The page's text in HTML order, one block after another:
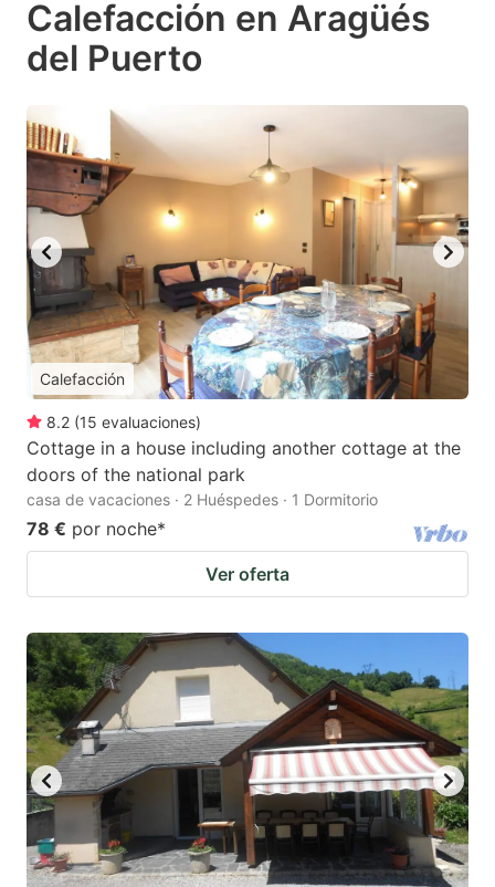
Calefacción en Aragüés
del Puerto
Calefacción
8.2 (15 evaluaciones)
Cottage in a house including another cottage at the
doors of the national park
casa de vacaciones · 2 Huéspedes · 1 Dormitorio
78 € por noche*
Ver oferta